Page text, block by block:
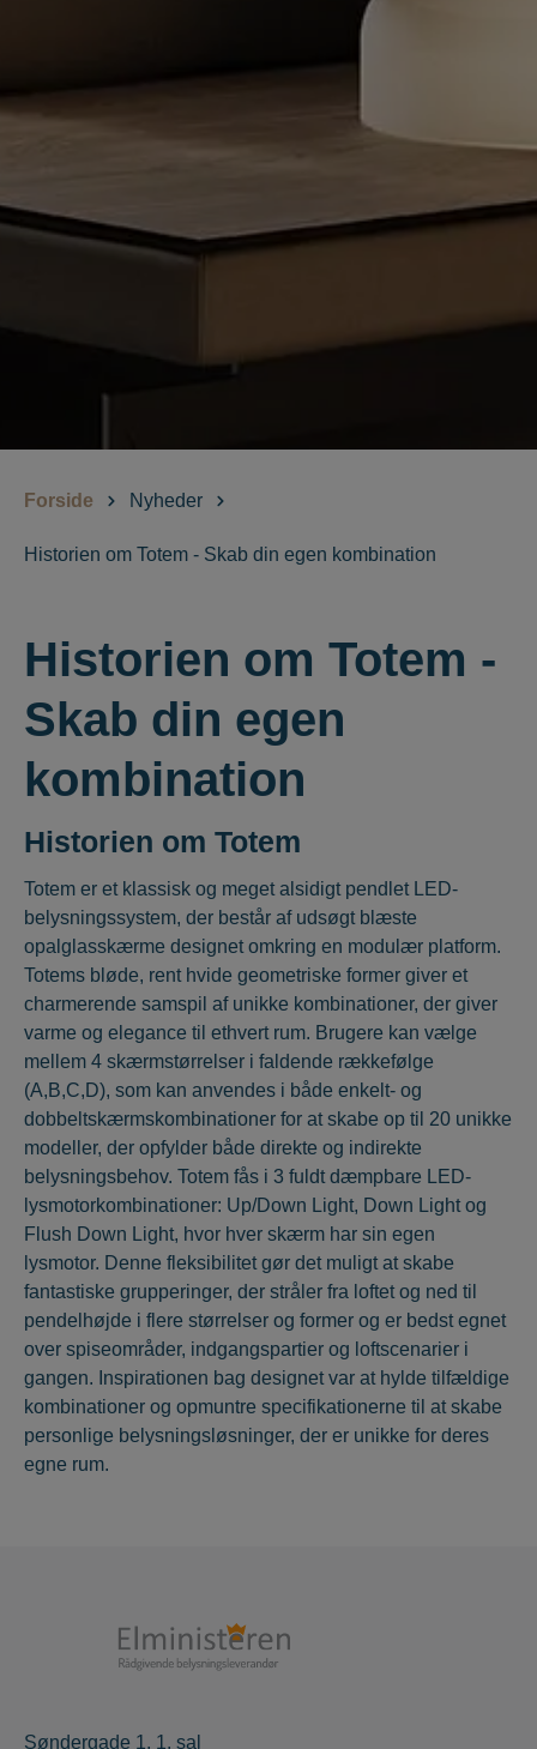
Forside Nyheder
Historien om Totem - Skab din egen kombination
Historien om Totem -
Skab din egen
kombination
Historien om Totem
Totem er et klassisk og meget alsidigt pendlet LED-
belysningssystem, der består af udsøgt blæste
opalglasskærme designet omkring en modulær platform.
Totems bløde, rent hvide geometriske former giver et
charmerende samspil af unikke kombinationer, der giver
varme og elegance til ethvert rum. Brugere kan vælge
mellem 4 skærmstørrelser i faldende rækkefølge
(A,B,C,D), som kan anvendes i både enkelt- og
dobbeltskærmskombinationer for at skabe op til 20 unikke
modeller, der opfylder både direkte og indirekte
belysningsbehov. Totem fås i 3 fuldt dæmpbare LED-
lysmotorkombinationer: Up/Down Light, Down Light og
Flush Down Light, hvor hver skærm har sin egen
lysmotor. Denne fleksibilitet gør det muligt at skabe
fantastiske grupperinger, der stråler fra loftet og ned til
pendelhøjde i flere størrelser og former og er bedst egnet
over spiseområder, indgangspartier og loftscenarier i
gangen. Inspirationen bag designet var at hylde tilfældige
kombinationer og opmuntre specifikationerne til at skabe
personlige belysningsløsninger, der er unikke for deres
egne rum.
Søndergade 1, 1. sal